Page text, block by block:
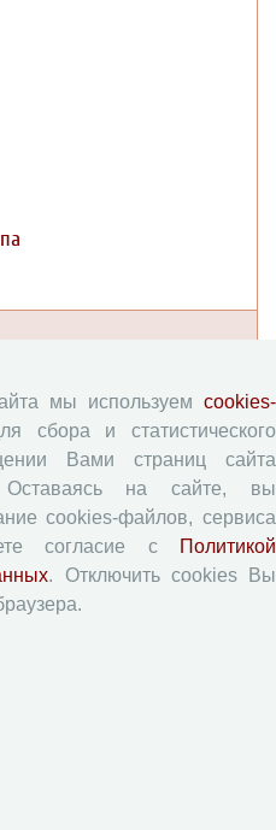
2026)мы используем cookies-
сбора и статистического
Вами страниц сайта
на сайте, вы
cookies-файлов, сервиса
согласие с
Политикой
. Отключить cookies Вы